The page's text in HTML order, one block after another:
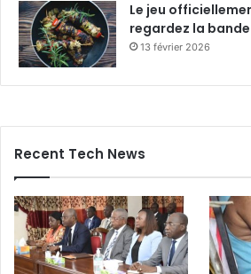
Le jeu
regardez la
13 février 2026
Recent Tech News